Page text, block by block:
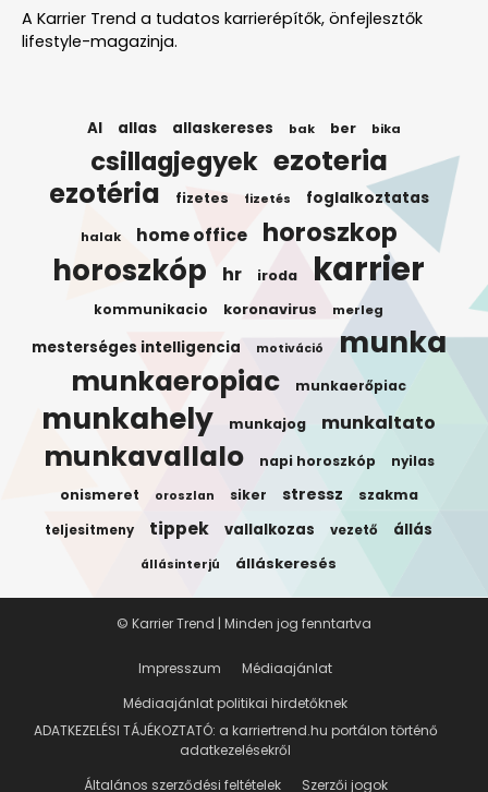
A Karrier Trend a tudatos karrierépítők, önfejlesztők
lifestyle-magazinja.
AI allas allaskereses bak ber bika
csillagjegyek ezoteria
ezotéria fizetes fizetés foglalkoztatas
halak home office horoszkop
horoszkóp hr iroda karrier
kommunikacio koronavirus merleg
mesterséges intelligencia motiváció munka
munkaeropiac munkaerőpiac
munkahely munkajog munkaltato
munkavallalo napi horoszkóp nyilas
onismeret oroszlan siker stressz szakma
teljesitmeny tippek vallalkozas vezető állás
állásinterjú álláskeresés
Impresszum
Médiaajánlat
Médiaajánlat politikai hirdetőknek
ADATKEZELÉSI TÁJÉKOZTATÓ: a karriertrend.hu portálon történő
adatkezelésekről
Általános szerződési feltételek
Szerzői jogok
© Karrier Trend | Minden jog fenntartva